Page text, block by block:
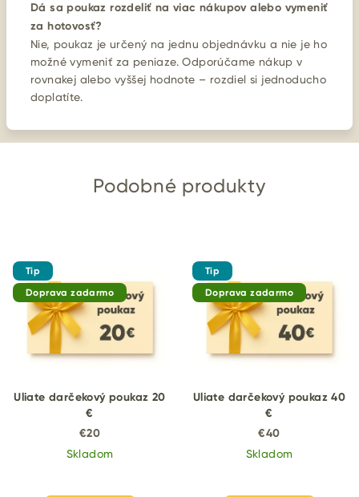
Dá sa poukaz rozdeliť na viac nákupov alebo vymeniť
za hotovosť?
Nie, poukaz je určený na jednu objednávku a nie je ho
možné vymeniť za peniaze. Odporúčame nákup v
rovnakej alebo vyššej hodnote – rozdiel si jednoducho
doplatíte.
Podobné produkty
Tip
Doprava zadarmo
Uliate darčekový poukaz 20
€
€20
Skladom
Tip
Doprava zadarmo
Uliate darčekový poukaz 40
€
€40
Skladom